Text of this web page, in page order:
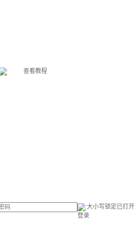
查看教程
大小写锁定已打开
登录